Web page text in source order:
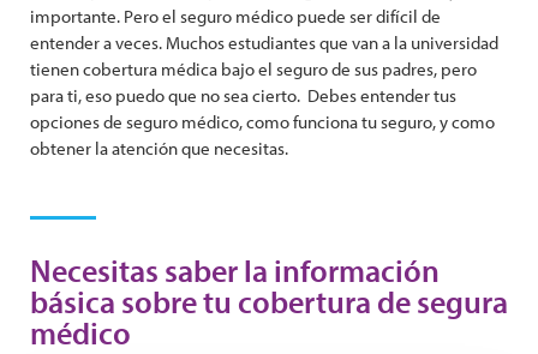
importante. Pero el seguro médico puede ser difícil de
entender a veces. Muchos estudiantes que van a la universidad
tienen cobertura médica bajo el seguro de sus padres, pero
para ti, eso puedo que no sea cierto. Debes entender tus
opciones de seguro médico, como funciona tu seguro, y como
obtener la atención que necesitas.
Necesitas saber la información
básica sobre tu cobertura de segura
médico